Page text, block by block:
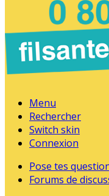
Menu
Rechercher
Switch skin
Connexion
Pose tes
Forums de